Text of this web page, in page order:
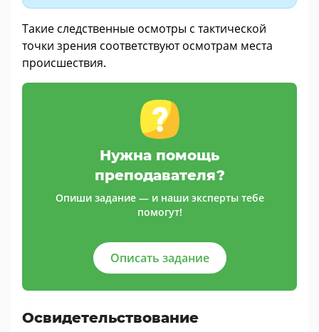
Такие следственные осмотры с тактической
точки зрения соответствуют осмотрам места
происшествия.
Нужна помощь
преподавателя?
Опиши задание — и наши эксперты тебе
помогут!
Описать задание
Освидетельствование